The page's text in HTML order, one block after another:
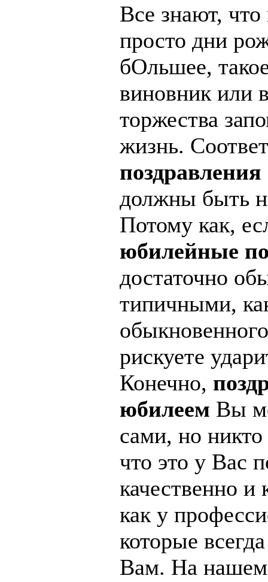
Все знают,
просто дни
бОльшее,
виновник или
торжества
жизнь.
должны быть
Потому как,
юбилейные
достаточно
типичными,
рискуете
Конечно,
юбилеем Вы
сами, но никто
что это у Вас
качественно и
как у
которые
Вам. На нашем